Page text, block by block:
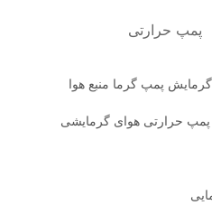
پمپ حرارتی
گرمایش پمپ گرما منبع هوا
پمپ حرارتی هوای گرمایشی